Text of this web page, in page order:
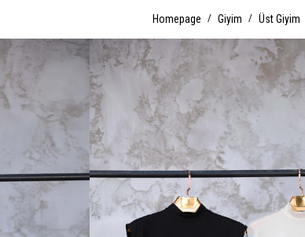
Homepage Giyim Üst Giyim